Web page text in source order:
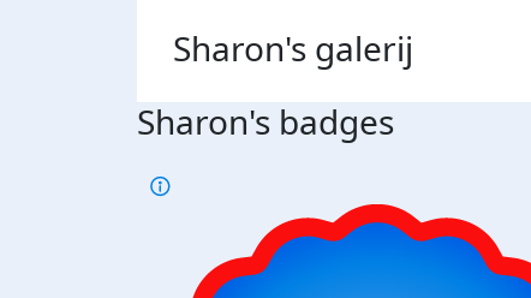
Sharon's galerij
Sharon's badges